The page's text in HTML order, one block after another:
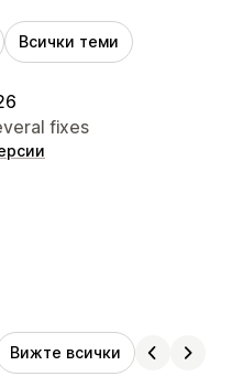
Всички теми
fixes
Вижте всички